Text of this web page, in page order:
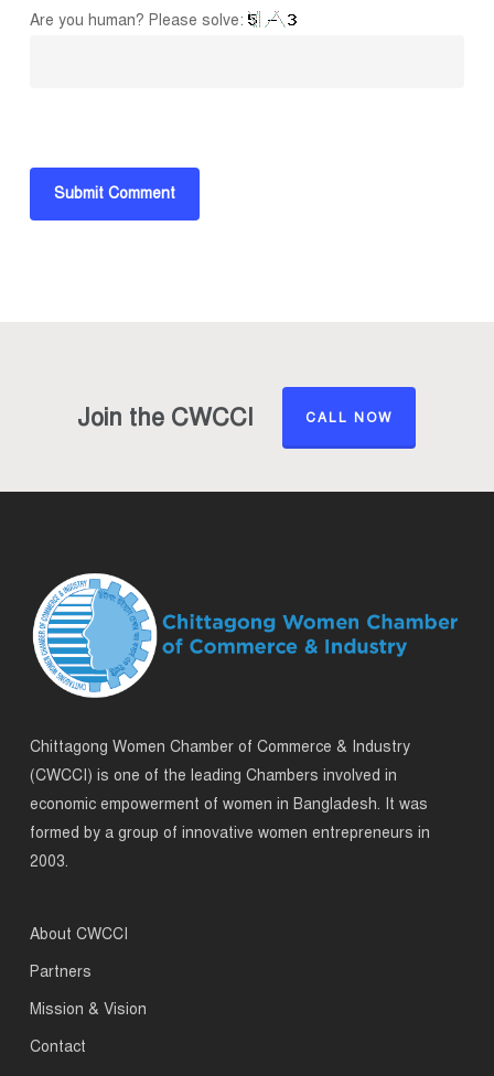
Are you human? Please solve:
Join the CWCCI CALL NOW
Chittagong Women Chamber of Commerce & Industry
(CWCCI) is one of the leading Chambers involved in
economic empowerment of women in Bangladesh. It was
formed by a group of innovative women entrepreneurs in
2003.
About CWCCI
Partners
Mission & Vision
Contact